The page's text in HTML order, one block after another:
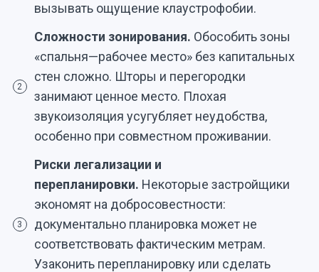
вызывать ощущение клаустрофобии.
2
Сложности зонирования. Обособить зоны
«спальня—рабочее место» без капитальных
стен сложно. Шторы и перегородки
занимают ценное место. Плохая
звукоизоляция усугубляет неудобства,
особенно при совместном проживании.
3
Риски легализации и
перепланировки. Некоторые застройщики
экономят на добросовестности:
документально планировка может не
соответствовать фактическим метрам.
Узаконить перепланировку или сделать